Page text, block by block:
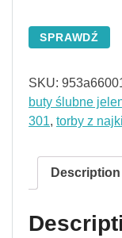
SPRAWDŹ
SKU:
buty ślubne
301, torby z najki
Description